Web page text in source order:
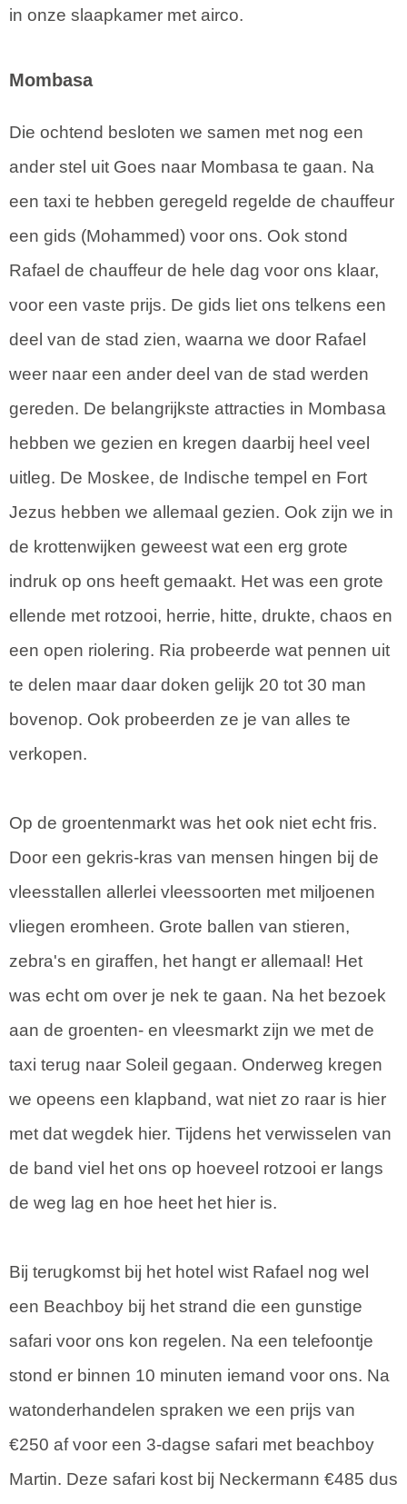
in onze slaapkamer met airco.
Mombasa
Die ochtend besloten we samen met nog een
ander stel uit Goes naar Mombasa te gaan. Na
een taxi te hebben geregeld regelde de chauffeur
een gids (Mohammed) voor ons. Ook stond
Rafael de chauffeur de hele dag voor ons klaar,
voor een vaste prijs. De gids liet ons telkens een
deel van de stad zien, waarna we door Rafael
weer naar een ander deel van de stad werden
gereden. De belangrijkste attracties in Mombasa
hebben we gezien en kregen daarbij heel veel
uitleg. De Moskee, de Indische tempel en Fort
Jezus hebben we allemaal gezien. Ook zijn we in
de krottenwijken geweest wat een erg grote
indruk op ons heeft gemaakt. Het was een grote
ellende met rotzooi, herrie, hitte, drukte, chaos en
een open riolering. Ria probeerde wat pennen uit
te delen maar daar doken gelijk 20 tot 30 man
bovenop. Ook probeerden ze je van alles te
verkopen.
Op de groentenmarkt was het ook niet echt fris.
Door een gekris-kras van mensen hingen bij de
vleesstallen allerlei vleessoorten met miljoenen
vliegen eromheen. Grote ballen van stieren,
zebra's en giraffen, het hangt er allemaal! Het
was echt om over je nek te gaan. Na het bezoek
aan de groenten- en vleesmarkt zijn we met de
taxi terug naar Soleil gegaan. Onderweg kregen
we opeens een klapband, wat niet zo raar is hier
met dat wegdek hier. Tijdens het verwisselen van
de band viel het ons op hoeveel rotzooi er langs
de weg lag en hoe heet het hier is.
Bij terugkomst bij het hotel wist Rafael nog wel
een Beachboy bij het strand die een gunstige
safari voor ons kon regelen. Na een telefoontje
stond er binnen 10 minuten iemand voor ons. Na
watonderhandelen spraken we een prijs van
€250 af voor een 3-dagse safari met beachboy
Martin. Deze safari kost bij Neckermann €485 dus